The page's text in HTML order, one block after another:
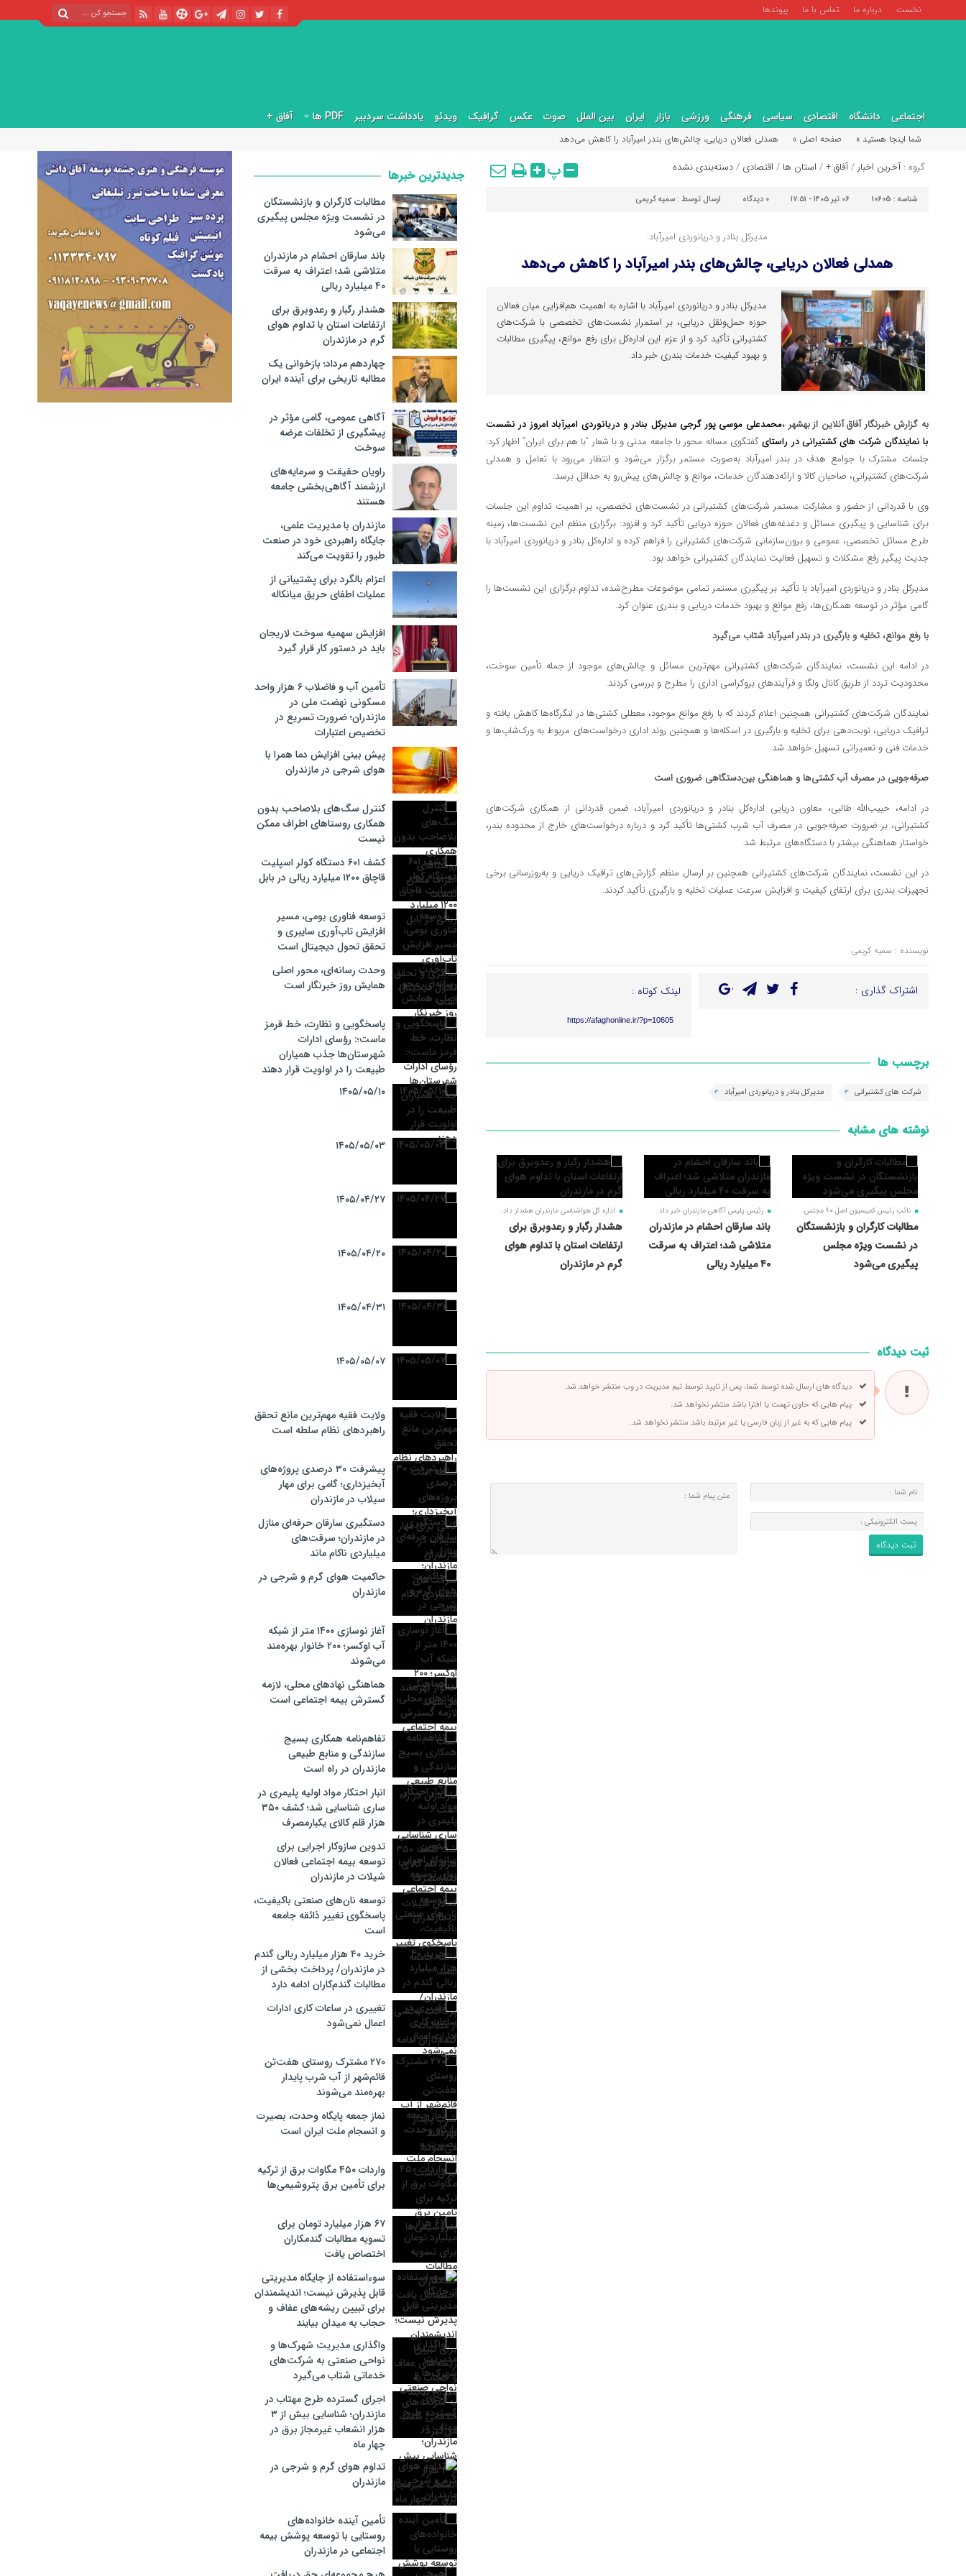
نخست درباره ما تماس با ما پیوندها
اجتماعی دانشگاه اقتصادی سیاسی فرهنگی ورزشی بازار ایران بین الملل صوت عکس گرافیک ویدئو یادداشت سردبیر PDF ها آفاق +
شما اینجا هستید » صفحه اصلی » همدلی فعالان دریایی، چالش‌های بندر امیرآباد را کاهش می‌دهد
گروه :آخرین اخبار /آفاق +/ استان ها / اقتصادی /دسته‌بندی نشده پ
شناسه : 10605 ۰۶ تیر ۱۴۰۵ - ۱۷:۵۱ ۰ دیدگاه ارسال توسط : سمیه کریمی
مدیرکل بنادر و دریانوردی امیرآباد:
همدلی فعالان دریایی، چالش‌های بندر امیرآباد را کاهش می‌دهد
مدیرکل بنادر و دریانوردی امیرآباد با اشاره به اهمیت هم‌افزایی میان فعالان
حوزه حمل‌ونقل دریایی، بر استمرار نشست‌های تخصصی با شرکت‌های
کشتیرانی تأکید کرد و از عزم این اداره‌کل برای رفع موانع، پیگیری مطالبات
و بهبود کیفیت خدمات بندری خبر داد.
به گزارش خبرنگار آفاق آنلاین از بهشهر ،محمدعلی موسی پور گرجی مدیرکل بنادر و دریانوردی امیرآباد امروز در نشست
با نمایندگان شرکت های کشتیرانیدر راستایگفتگوی مساله محور با جامعه مدنی و با شعار “با هم برای ایران” اظهار کرد:
جلسات مشترک با جوامع هدف در بندر امیرآباد به‌صورت مستمر برگزار می‌شود و انتظار می‌رود با تعامل و همدلی
شرکت‌های کشتیرانی، صاحبان کالا و ارائه‌دهندگان خدمات، موانع و چالش‌های پیش‌رو به حداقل برسد.
وی با قدردانی از حضور و مشارکت مستمر شرکت‌های کشتیرانی در نشست‌های تخصصی، بر اهمیت تداوم این جلسات
برای شناسایی و پیگیری مسائل و دغدغه‌های فعالان حوزه دریایی تأکید کرد و افزود: برگزاری منظم این نشست‌ها، زمینه
طرح مسائل تخصصی، عمومی و برون‌سازمانی شرکت‌های کشتیرانی را فراهم کرده و اداره‌کل بنادر و دریانوردی امیرآباد با
جدیت پیگیر رفع مشکلات و تسهیل فعالیت نمایندگان کشتیرانی خواهد بود.
مدیرکل بنادر و دریانوردی امیرآباد با تأکید بر پیگیری مستمر تمامی موضوعات مطرح‌شده، تداوم برگزاری این نشست‌ها را
گامی مؤثر در توسعه همکاری‌ها، رفع موانع و بهبود خدمات دریایی و بندری عنوان کرد.
با رفع موانع، تخلیه و بارگیری در بندر امیرآباد شتاب می‌گیرد
در ادامه این نشست، نمایندگان شرکت‌های کشتیرانی مهم‌ترین مسائل و چالش‌های موجود از جمله تأمین سوخت،
محدودیت تردد از طریق کانال ولگا و فرآیندهای بروکراسی اداری را مطرح و بررسی کردند.
نمایندگان شرکت‌های کشتیرانی همچنین اعلام کردند که با رفع موانع موجود، معطلی کشتی‌ها در لنگرگاه‌ها کاهش یافته و
ترافیک دریایی، نوبت‌دهی برای تخلیه و بارگیری در اسکله‌ها و همچنین روند اداری درخواست‌های مربوط به ورک‌شاپ‌ها و
خدمات فنی و تعمیراتی تسهیل خواهد شد.
صرفه‌جویی در مصرف آب کشتی‌ها و هماهنگی بین‌دستگاهی ضروری است
در ادامه، حبیب‌الله طالبی، معاون دریایی اداره‌کل بنادر و دریانوردی امیرآباد، ضمن قدردانی از همکاری شرکت‌های
کشتیرانی، بر ضرورت صرفه‌جویی در مصرف آب شرب کشتی‌ها تأکید کرد و درباره درخواست‌های خارج از محدوده بندر،
خواستار هماهنگی بیشتر با دستگاه‌های مرتبط شد.
در این نشست، نمایندگان شرکت‌های کشتیرانی همچنین بر ارسال منظم گزارش‌های ترافیک دریایی و به‌روزرسانی برخی
تجهیزات بندری برای ارتقای کیفیت و افزایش سرعت عملیات تخلیه و بارگیری تأکید کردند.
نویسنده : سمیه کریمی
اشتراک گذاری : لینک کوتاه :
https://afaghonline.ir/?p=10605
برچسب ها
شرکت های کشتیرانی مدیرکل بنادر و دریانوردی امیرآباد
نوشته های مشابه
نائب رئیس کمیسیون اصل ۹۰ مجلس:
مطالبات کارگران و بازنشستگان
در نشست ویژه مجلس
پیگیری می‌شود
رئیس پلیس آگاهی مازندران خبر داد:
باند سارقان احشام در مازندران
متلاشی شد؛ اعتراف به سرقت
۴۰ میلیارد ریالی
اداره کل هواشناسی مازندران هشدار داد:
هشدار رگبار و رعدوبرق برای
ارتفاعات استان با تداوم هوای
گرم در مازندران
ثبت دیدگاه
دیدگاه های ارسال شده توسط شما، پس از تایید توسط تیم مدیریت در وب منتشر خواهد شد.
پیام هایی که حاوی تهمت یا افترا باشد منتشر نخواهد شد.
پیام هایی که به غیر از زبان فارسی یا غیر مرتبط باشد منتشر نخواهد شد.
جدیدترین خبرها
مطالبات کارگران و بازنشستگان
در نشست ویژه مجلس پیگیری
می‌شود
باند سارقان احشام در مازندران
متلاشی شد؛ اعتراف به سرقت
۴۰ میلیارد ریالی
هشدار رگبار و رعدوبرق برای
ارتفاعات استان با تداوم هوای
گرم در مازندران
چهاردهم مرداد؛ بازخوانی یک
مطالبه تاریخی برای آینده ایران
آگاهی عمومی، گامی مؤثر در
پیشگیری از تخلفات عرضه
سوخت
راویان حقیقت و سرمایه‌های
ارزشمند آگاهی‌بخشی جامعه
هستند
مازندران با مدیریت علمی،
جایگاه راهبردی خود در صنعت
طیور را تقویت می‌کند
اعزام بالگرد برای پشتیبانی از
عملیات اطفای حریق میانکاله
افزایش سهمیه سوخت لاریجان
باید در دستور کار قرار گیرد
تأمین آب و فاضلاب ۶ هزار واحد
مسکونی نهضت ملی در
مازندران؛ ضرورت تسریع در
تخصیص اعتبارات
پیش بینی افزایش دما همرا با
هوای شرجی در مازندران
کنترل سگ‌های بلاصاحب بدون
همکاری روستاهای اطراف ممکن
نیست
کشف ۶۰۱ دستگاه کولر اسپلیت
قاچاق ۱۲۰۰ میلیارد ریالی در بابل
توسعه فناوری بومی، مسیر
افزایش تاب‌آوری سایبری و
تحقق تحول دیجیتال است
وحدت رسانه‌ای، محور اصلی
همایش روز خبرنگار است
پاسخگویی و نظارت، خط قرمز
ماست؛: رؤسای ادارات
شهرستان‌ها جذب همیاران
طبیعت را در اولویت قرار دهند
۱۴۰۵/۰۵/۱۰
۱۴۰۵/۰۵/۰۳
۱۴۰۵/۰۴/۲۷
۱۴۰۵/۰۴/۲۰
۱۴۰۵/۰۴/۳۱
۱۴۰۵/۰۵/۰۷
ولایت فقیه مهم‌ترین مانع تحقق
راهبردهای نظام سلطه است
پیشرفت ۳۰ درصدی پروژه‌های
آبخیزداری؛ گامی برای مهار
سیلاب در مازندران
دستگیری سارقان حرفه‌ای منازل
در مازندران؛ سرقت‌های
میلیاردی ناکام ماند
حاکمیت هوای گرم و شرجی در
مازندران
آغاز نوسازی ۱۴۰۰ متر از شبکه
آب اوکسر؛ ۲۰۰ خانوار بهره‌مند
می‌شوند
هماهنگی نهادهای محلی، لازمه
گسترش بیمه اجتماعی است
تفاهم‌نامه همکاری بسیج
سازندگی و منابع طبیعی
مازندران در راه است
انبار احتکار مواد اولیه پلیمری در
ساری شناسایی شد؛ کشف ۳۵۰
هزار قلم کالای یکبارمصرف
تدوین سازوکار اجرایی برای
توسعه بیمه اجتماعی فعالان
شیلات در مازندران
توسعه نان‌های صنعتی باکیفیت،
پاسخگوی تغییر ذائقه جامعه
است
خرید ۴۰ هزار میلیارد ریالی گندم
در مازندران/ پرداخت بخشی از
مطالبات گندم‌کاران ادامه دارد
تغییری در ساعات کاری ادارات
اعمال نمی‌شود
۲۷۰ مشترک روستای هفت‌تن
قائم‌شهر از آب شرب پایدار
بهره‌مند می‌شوند
نماز جمعه پایگاه وحدت، بصیرت
و انسجام ملت ایران است
واردات ۴۵۰ مگاوات برق از ترکیه
برای تأمین برق پتروشیمی‌ها
۶۷ هزار میلیارد تومان برای
تسویه مطالبات گندمکاران
اختصاص یافت
سوءاستفاده از جایگاه مدیریتی
قابل پذیرش نیست؛ اندیشمندان
برای تبیین ریشه‌های عفاف و
حجاب به میدان بیایند
واگذاری مدیریت شهرک‌ها و
نواحی صنعتی به شرکت‌های
خدماتی شتاب می‌گیرد
اجرای گسترده طرح مهتاب در
مازندران؛ شناسایی بیش از ۳
هزار انشعاب غیرمجاز برق در
چهار ماه
تداوم هوای گرم و شرجی در
مازندران
تأمین آینده خانواده‌های
روستایی با توسعه پوشش بیمه
اجتماعی در مازندران